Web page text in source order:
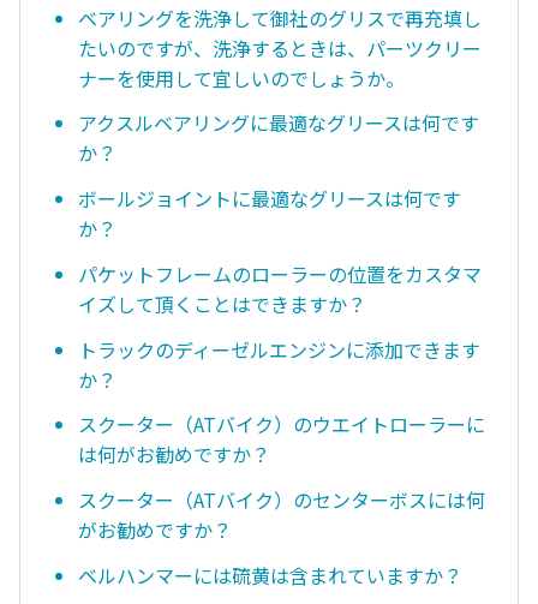
ベアリングを洗浄して御社のグリスで再充填し
たいのですが、洗浄するときは、パーツクリー
ナーを使用して宜しいのでしょうか。
アクスルベアリングに最適なグリースは何です
か？
ボールジョイントに最適なグリースは何です
か？
パケットフレームのローラーの位置をカスタマ
イズして頂くことはできますか？
トラックのディーゼルエンジンに添加できます
か？
スクーター（ATバイク）のウエイトローラーに
は何がお勧めですか？
スクーター（ATバイク）のセンターボスには何
がお勧めですか？
ベルハンマーには硫黄は含まれていますか？